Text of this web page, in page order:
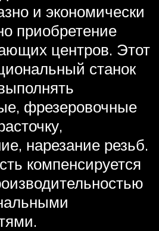
и экономически
приобретение
центров. Этот
станок
фрезеровочные
нарезание резьб.
компенсируется